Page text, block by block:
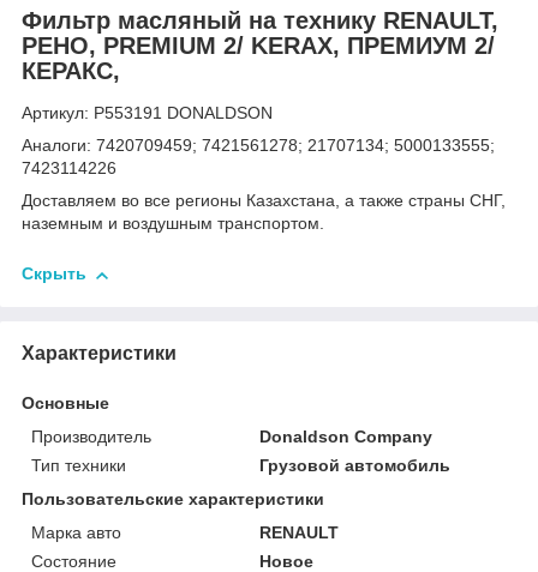
Фильтр масляный на технику RENAULT,
РЕНО, PREMIUM 2/ KERAX, ПРЕМИУМ 2/
КЕРАКС,
Артикул: P553191 DONALDSON
Аналоги: 7420709459; 7421561278; 21707134; 5000133555;
7423114226
Доставляем во все регионы Казахстана, а также страны СНГ,
наземным и воздушным транспортом.
Скрыть
Характеристики
Основные
Производитель
Donaldson Company
Тип техники
Грузовой автомобиль
Пользовательские характеристики
Марка авто
RENAULT
Состояние
Новое